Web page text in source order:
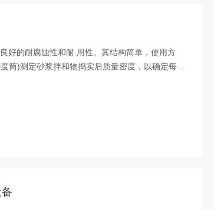
好的耐腐蚀性和耐.用性。其结构简单，使用方
筒)测定砂浆拌和物捣实后质量密度，以确定每立